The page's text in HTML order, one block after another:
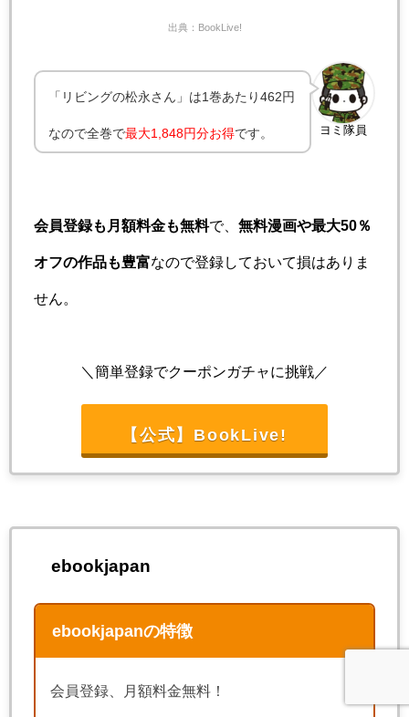
出典：BookLive!
ヨミ隊員
「リビングの松永さん」は1巻あたり462円
なので全巻で最大1,848円分お得です。
会員登録も月額料金も無料で、 無料漫画や最大50％
オフの作品も豊富なので登録しておいて損はありま
せん。
＼簡単登録でクーポンガチャに挑戦／
【公式】BookLive!
ebookjapan
ebookjapanの特徴
会員登録、月額料金無料！